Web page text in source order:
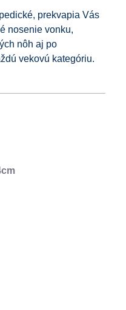
prekvapia Vás
nosenie vonku,
nôh aj po
vekovú kategóriu.